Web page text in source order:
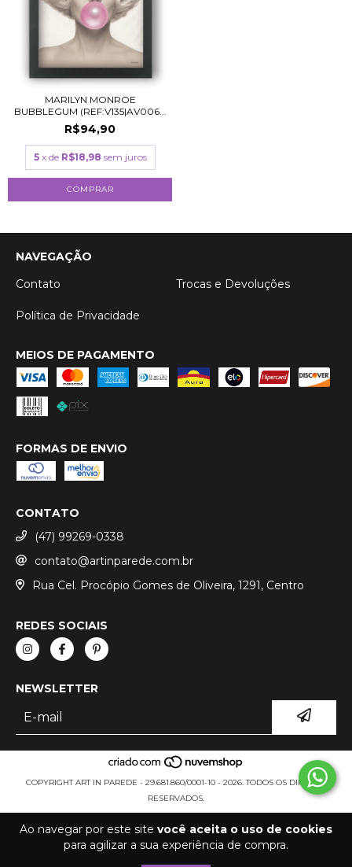
Ao navegar por este site você aceita o uso de cookies
para agilizar a sua experiência de compra.
MARILYN MONROE
BUBBLEGUM (REF:V135|AV006...
R$94,90
5 x de R$18,98 sem juros
COMPRAR
NAVEGAÇÃO
Contato
Trocas e Devoluções
Política de Privacidade
MEIOS DE PAGAMENTO
FORMAS DE ENVIO
CONTATO
(47) 99269-0338
contato@artinparede.com.br
Rua Cel. Procópio Gomes de Oliveira, 1291, Centro
REDES SOCIAIS
NEWSLETTER
COPYRIGHT ART IN PAREDE - 29.681.860/0001-10 - 2026. TODOS OS DIREITOS
RESERVADOS.